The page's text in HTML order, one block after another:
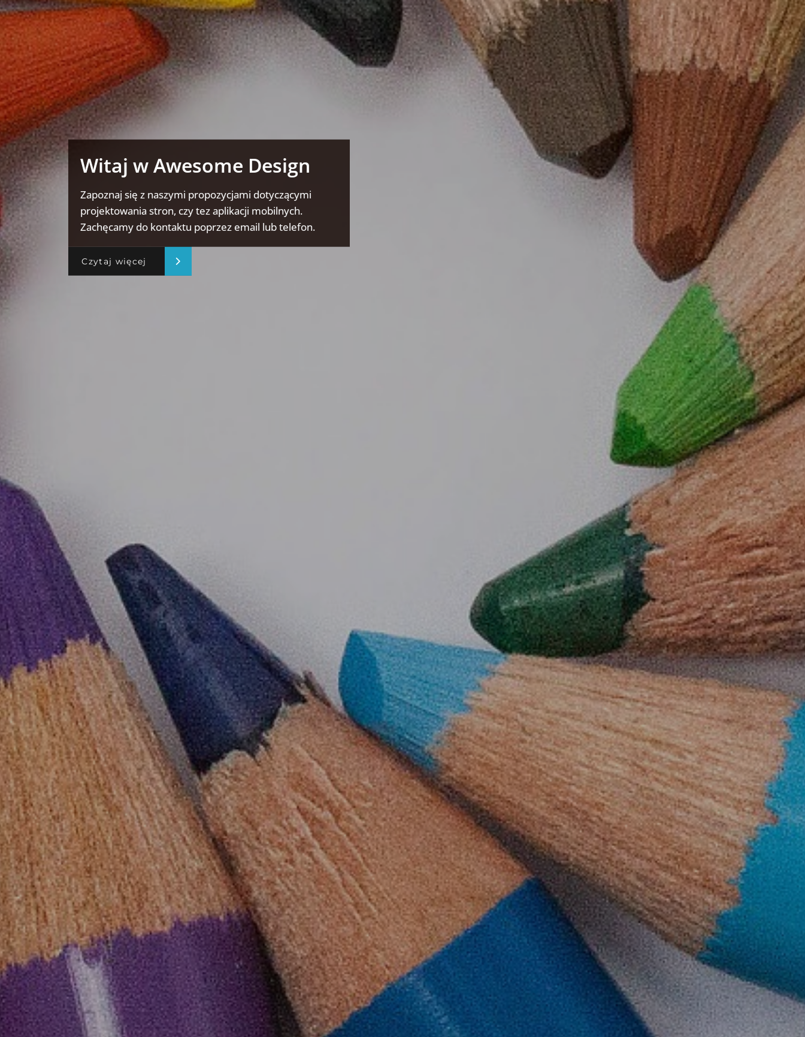
Witaj w Awesome Design
Zapoznaj się z naszymi propozycjami dotyczącymi
projektowania stron, czy tez aplikacji mobilnych.
Zachęcamy do kontaktu poprzez email lub telefon.
Czytaj więcej